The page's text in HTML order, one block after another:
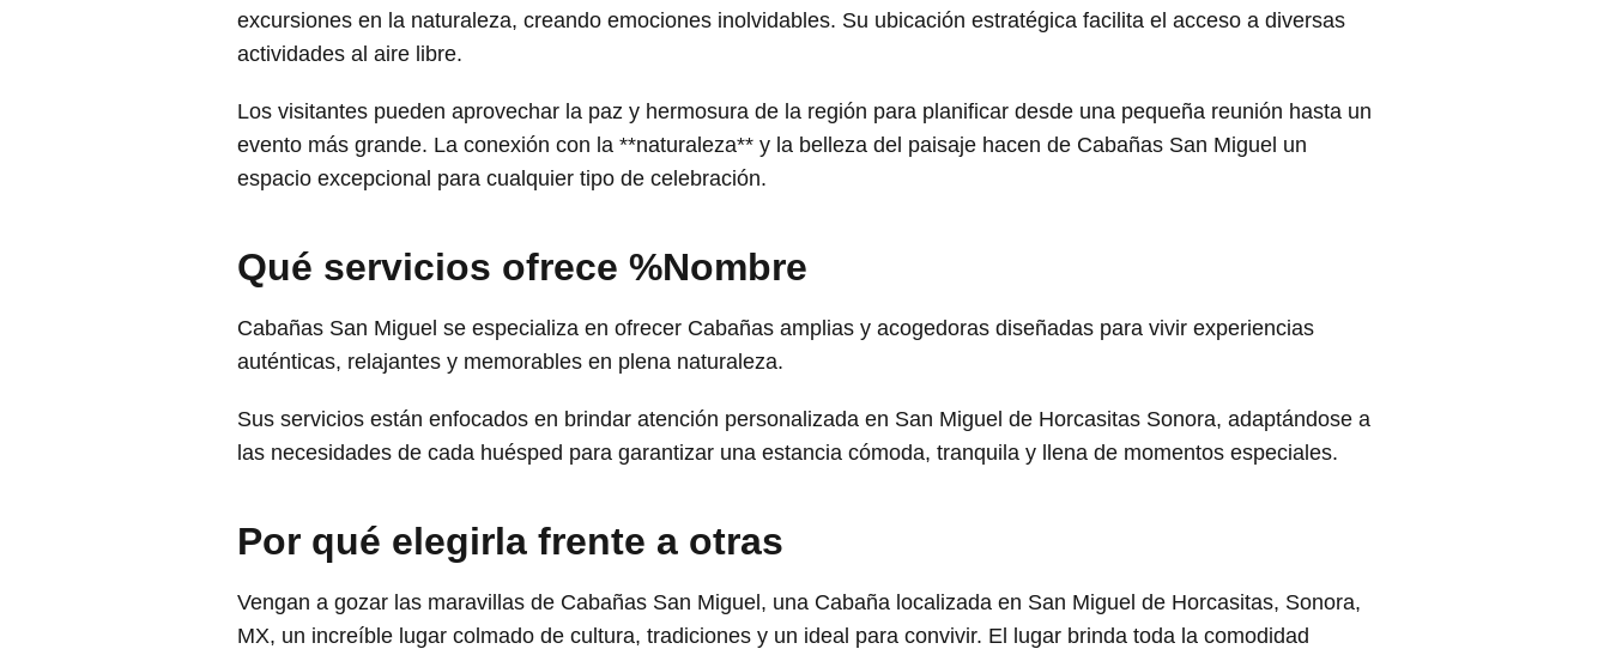
excursiones en la naturaleza, creando emociones inolvidables. Su ubicación estratégica facilita el acceso a diversas
actividades al aire libre.
Los visitantes pueden aprovechar la paz y hermosura de la región para planificar desde una pequeña reunión hasta un
evento más grande. La conexión con la **naturaleza** y la belleza del paisaje hacen de Cabañas San Miguel un
espacio excepcional para cualquier tipo de celebración.
Qué servicios ofrece %Nombre
Cabañas San Miguel se especializa en ofrecer Cabañas amplias y acogedoras diseñadas para vivir experiencias
auténticas, relajantes y memorables en plena naturaleza.
Sus servicios están enfocados en brindar atención personalizada en San Miguel de Horcasitas Sonora, adaptándose a
las necesidades de cada huésped para garantizar una estancia cómoda, tranquila y llena de momentos especiales.
Por qué elegirla frente a otras
Vengan a gozar las maravillas de Cabañas San Miguel, una Cabaña localizada en San Miguel de Horcasitas, Sonora,
MX, un increíble lugar colmado de cultura, tradiciones y un ideal para convivir. El lugar brinda toda la comodidad